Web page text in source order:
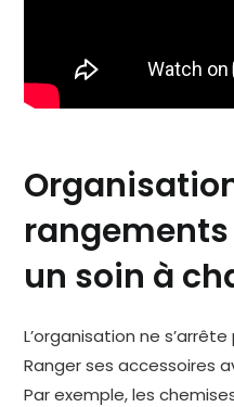
un soin à
L’organisation ne
Ranger ses accessoires
Par exemple, les